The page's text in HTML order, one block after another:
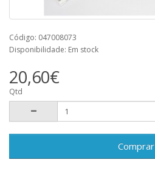
Código: 047008073
Disponibilidade: Em stock
20,60€
Qtd
Comprar